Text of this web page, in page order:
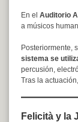
En el Auditorio
a músicos
Posteriormente,
sistema se
percusión,
Tras la
Felicità y la